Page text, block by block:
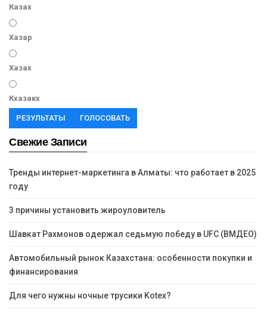
Казах
Хазар
Хазах
Кхазакх
РЕЗУЛЬТАТЫ ГОЛОСОВАТЬ
Свежие Записи
Тренды интернет-маркетинга в Алматы: что работает в 2025
году
3 причины установить жироуловитель
Шавкат Рахмонов одержал седьмую победу в UFC (ВМДЕО)
Автомобильный рынок Казахстана: особенности покупки и
финансирования
Для чего нужны ночные трусики Kotex?